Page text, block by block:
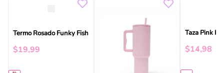
Termo Rosado Funky Fish
$19,99
Taza Pink
$14,98